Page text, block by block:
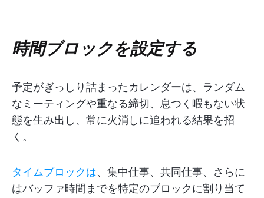
時間ブロックを設定する
予定がぎっしり詰まったカレンダーは、ランダム
なミーティングや重なる締切、息つく暇もない状
態を生み出し、常に火消しに追われる結果を招
く。
タイムブロックは、集中仕事、共同仕事、さらに
はバッファ時間までを特定のブロックに割り当て